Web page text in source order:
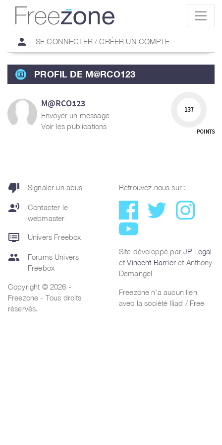
person SE CONNECTER / CRÉER UN COMPTE
PROFIL DE M@RCO123
M@RCO123
Envoyer un message
Voir les publications
137
POINTS
thumb_down Signaler un abus
record_voice_over
Contacter le
webmaster
dvr Univers Freebox
group
Forums Univers
Freebox
Copyright © 2026 -
Freezone - Tous droits
réservés.
Retrouvez nous sur :
Site développé parJP Legal
etVincent Barrieret Anthony
Demangel
Freezone n'a aucun lien
avec la société Iliad / Free